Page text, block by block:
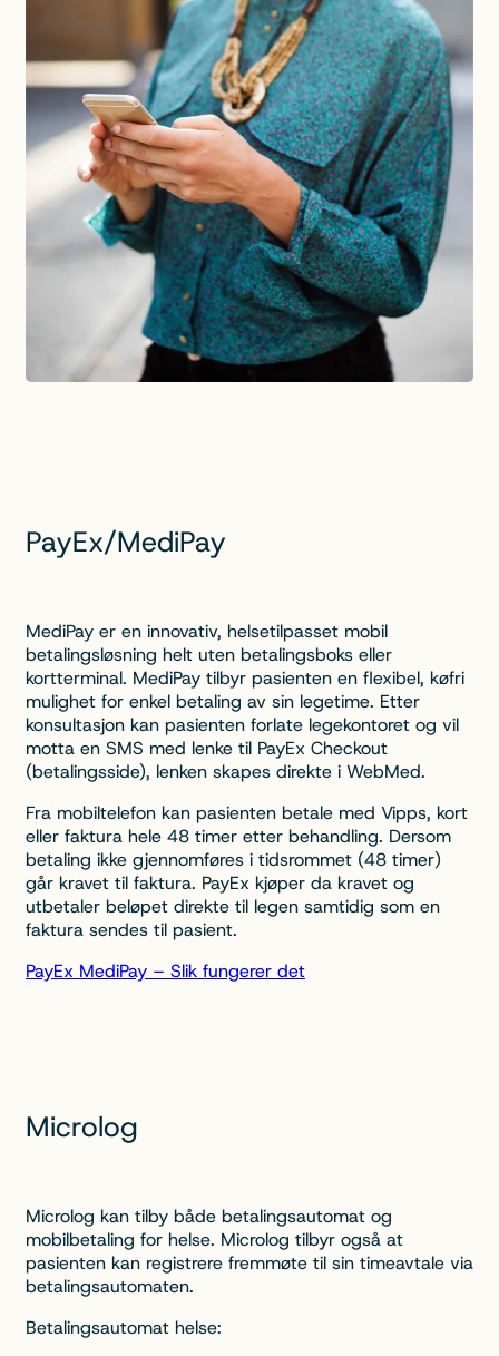
PayEx/MediPay
MediPay er en innovativ, helsetilpasset mobil
betalingsløsning helt uten betalingsboks eller
kortterminal. MediPay tilbyr pasienten en flexibel, køfri
mulighet for enkel betaling av sin legetime. Etter
konsultasjon kan pasienten forlate legekontoret og vil
motta en SMS med lenke til PayEx Checkout
(betalingsside), lenken skapes direkte i WebMed.
Fra mobiltelefon kan pasienten betale med Vipps, kort
eller faktura hele 48 timer etter behandling. Dersom
betaling ikke gjennomføres i tidsrommet (48 timer)
går kravet til faktura. PayEx kjøper da kravet og
utbetaler beløpet direkte til legen samtidig som en
faktura sendes til pasient.
PayEx MediPay – Slik fungerer det
Microlog
Microlog kan tilby både betalingsautomat og
mobilbetaling for helse. Microlog tilbyr også at
pasienten kan registrere fremmøte til sin timeavtale via
betalingsautomaten.
Betalingsautomat helse: